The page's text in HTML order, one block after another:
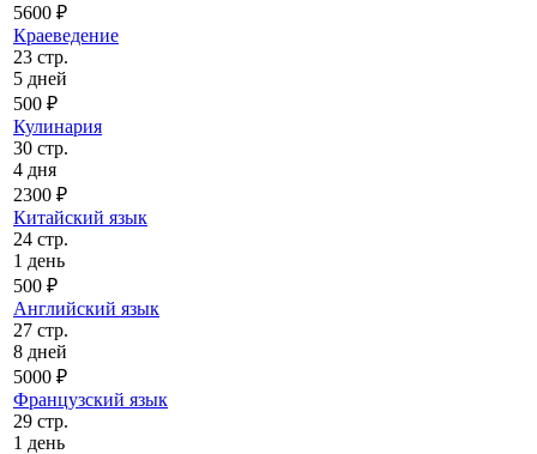
5600 ₽
Краеведение
23 стр.
5 дней
500 ₽
Кулинария
30 стр.
4 дня
2300 ₽
Китайский язык
24 стр.
1 день
500 ₽
Английский язык
27 стр.
8 дней
5000 ₽
Французский язык
29 стр.
1 день